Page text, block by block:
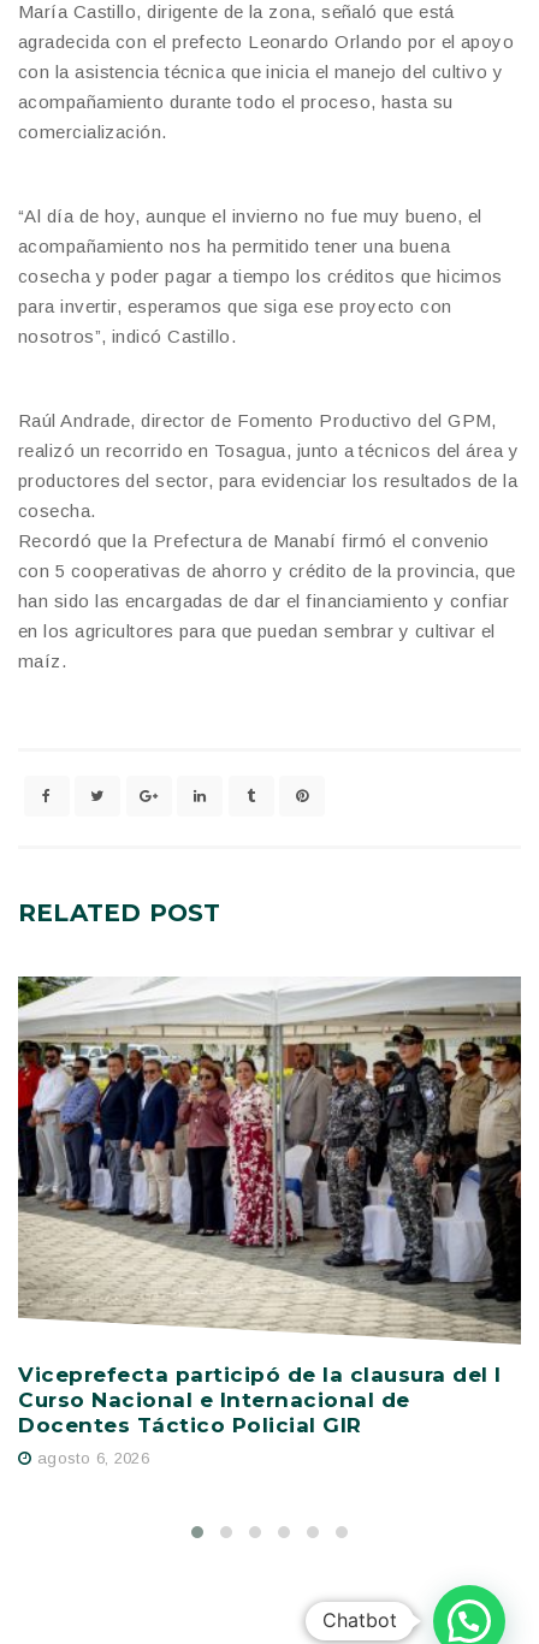
María Castillo, dirigente de la zona, señaló que está
agradecida con el prefecto Leonardo Orlando por el apoyo
con la asistencia técnica que inicia el manejo del cultivo y
acompañamiento durante todo el proceso, hasta su
comercialización.
“Al día de hoy, aunque el invierno no fue muy bueno, el
acompañamiento nos ha permitido tener una buena
cosecha y poder pagar a tiempo los créditos que hicimos
para invertir, esperamos que siga ese proyecto con
nosotros”, indicó Castillo.
Raúl Andrade, director de Fomento Productivo del GPM,
realizó un recorrido en Tosagua, junto a técnicos del área y
productores del sector, para evidenciar los resultados de la
cosecha.
Recordó que la Prefectura de Manabí firmó el convenio
con 5 cooperativas de ahorro y crédito de la provincia, que
han sido las encargadas de dar el financiamiento y confiar
en los agricultores para que puedan sembrar y cultivar el
maíz.
RELATED POST
Viceprefecta participó de la clausura del I
Curso Nacional e Internacional de
Docentes Táctico Policial GIR
agosto 6, 2026
Chatbot